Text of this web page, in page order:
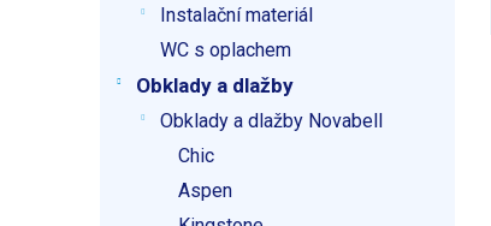
Instalační materiál
WC s oplachem
Obklady a dlažby
Obklady a dlažby Novabell
Chic
Aspen